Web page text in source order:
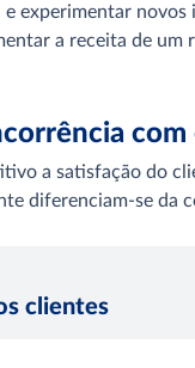
experimentar
a receita de um
a satisfação do
diferenciam-se da
clientes